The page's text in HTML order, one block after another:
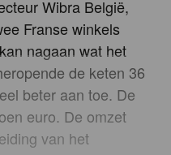
Wibra België,
Franse winkels
nagaan wat het
de keten 36
beter aan toe. De
euro. De omzet
van het